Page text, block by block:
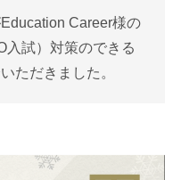
Career様の
入試）対策のできる
ただきました。